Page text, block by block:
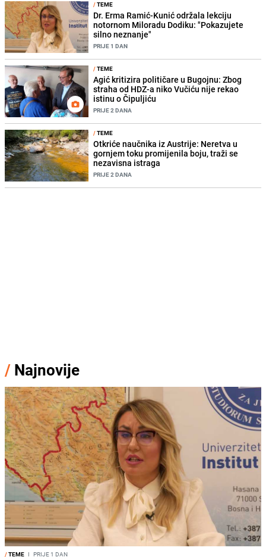
/TEME
Dr. Erma Ramić-Kunić održala lekciju
notornom Miloradu Dodiku: "Pokazujete
silno neznanje"
PRIJE 1 DAN
/TEME
Agić kritizira političare u Bugojnu: Zbog
straha od HDZ-a niko Vučiću nije rekao
istinu o Čipuljiću
PRIJE 2 DANA
/TEME
Otkriće naučnika iz Austrije: Neretva u
gornjem toku promijenila boju, traži se
nezavisna istraga
PRIJE 2 DANA
/ Najnovije
/TEME I PRIJE 1 DAN